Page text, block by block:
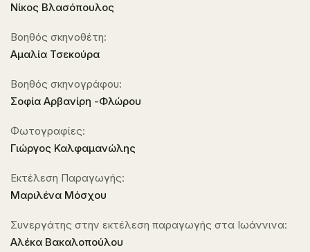
Νίκος Βλασόπουλος
Βοηθός σκηνοθέτη:
Αμαλία Τσεκούρα
Βοηθός σκηνογράφου:
Σοφία Αρβανίρη -Φλώρου
Φωτογραφίες:
Γιώργος Καλφαμανώλης
Εκτέλεση Παραγωγής:
Μαριλένα Μόσχου
Συνεργάτης στην εκτέλεση παραγωγής στα Ιωάννινα:
Αλέκα Βακαλοπούλου